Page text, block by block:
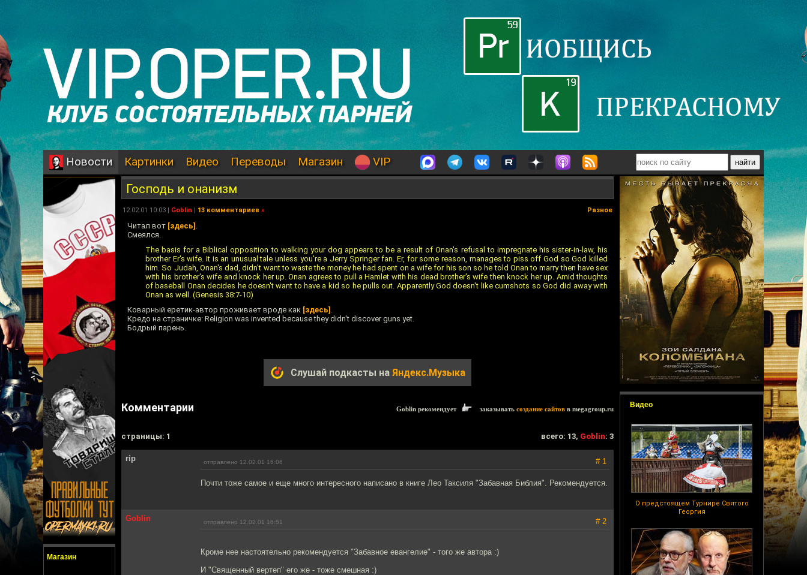
Новости Картинки Видео Переводы Магазин VIP
Магазин
Видео
О предстоящем Турнире Святого
Георгия
Господь и онанизм
12.02.01 10:03 | Goblin | 13 комментариев » Разное
Читал вот [здесь] .
Смеялся.
The basis for a Biblical opposition to walking your dog appears to be a result of Onan's refusal to impregnate his sister-in-law, his
brother Er's wife. It is an unusual tale unless you're a Jerry Springer fan. Er, for some reason, manages to piss off God so God killed
him. So Judah, Onan's dad, didn't want to waste the money he had spent on a wife for his son so he told Onan to marry then have sex
with his brother's wife and knock her up. Onan agrees to pull a Hamlet with his dead brother's wife then knock her up. Amid thoughts
of baseball Onan decides he doesn't want to have a kid so he pulls out. Apparently God doesn't like cumshots so God did away with
Onan as well. (Genesis 38:7-10)
Коварный еретик-автор проживает вроде как [здесь] .
Кредо на страничке: Religion was invented because they didn't discover guns yet.
Бодрый парень.
Слушай подкасты на Яндекс.Музыка
Комментарии Goblin рекомендует заказывать создание сайтов в megagroup.ru
cтраницы: 1 всего: 13, Goblin: 3
rip отправлено 12.02.01 16:06 # 1
Почти тоже самое и еще много интересного написано в книге Лео Таксиля "Забавная Библия". Рекомендуется.
Goblin отправлено 12.02.01 16:51 # 2
Кроме нее настоятельно рекомендуется "Забавное евангелие" - того же автора :)
И "Священный вертеп" его же - тоже смешная :)